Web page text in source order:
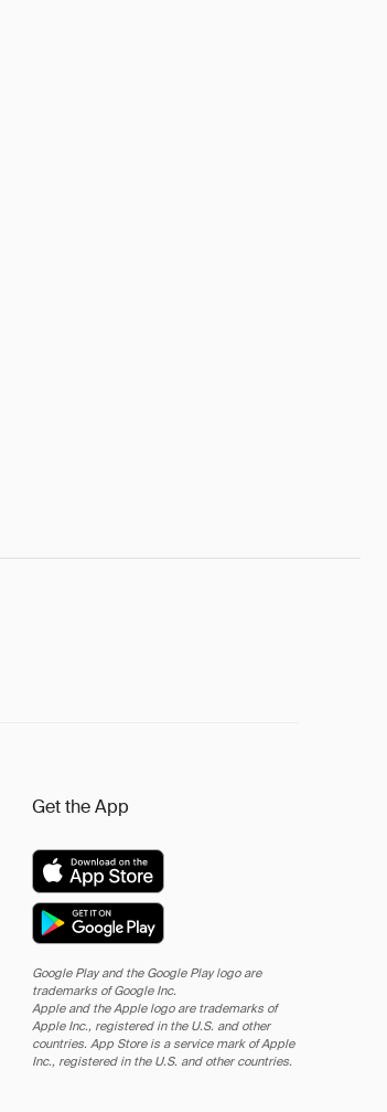
Get the App
Google Play and the Google Play logo are
trademarks of Google Inc.
Apple and the Apple logo are trademarks of
Apple Inc., registered in the U.S. and other
countries. App Store is a service mark of Apple
Inc., registered in the U.S. and other countries.